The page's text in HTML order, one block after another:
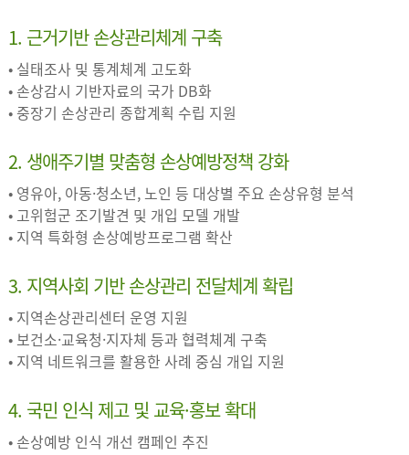
1. 근거기반 손상관리체계 구축
• 실태조사 및 통계체계 고도화
• 손상감시 기반자료의 국가 DB화
• 중장기 손상관리 종합계획 수립 지원
2. 생애주기별 맞춤형 손상예방정책 강화
• 영유아, 아동·청소년, 노인 등 대상별 주요 손상유형 분석
• 고위험군 조기발견 및 개입 모델 개발
• 지역 특화형 손상예방프로그램 확산
3. 지역사회 기반 손상관리 전달체계 확립
• 지역손상관리센터 운영 지원
• 보건소·교육청·지자체 등과 협력체계 구축
• 지역 네트워크를 활용한 사례 중심 개입 지원
4. 국민 인식 제고 및 교육·홍보 확대
• 손상예방 인식 개선 캠페인 추진